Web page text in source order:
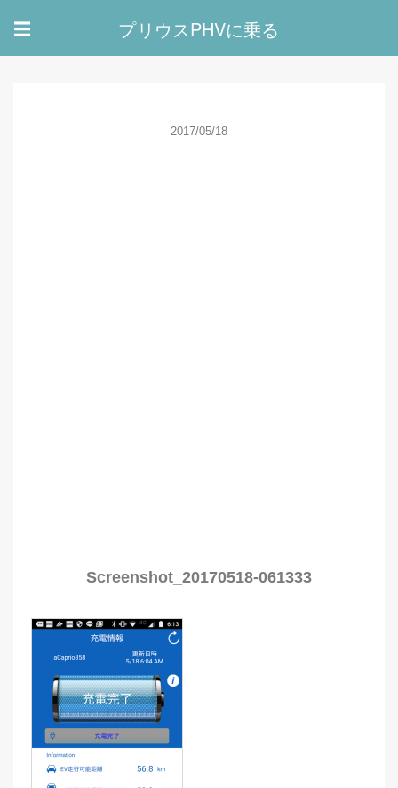
☰ プリウスPHVに乗る
2017/05/18
Screenshot_20170518-061333